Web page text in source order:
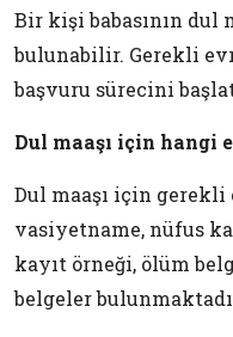
Bir kişi babasının dul
bulunabilir. Gerekli
başvuru sürecini
Dul maaşı için hangi
Dul maaşı için gerekli
vasiyetname, nüfus
kayıt örneği, ölüm
belgeler